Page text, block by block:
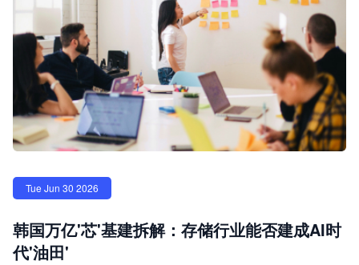
Tue Jun 30 2026
韩国万亿'芯'基建拆解：存储行业能否建成AI时
代'油田'